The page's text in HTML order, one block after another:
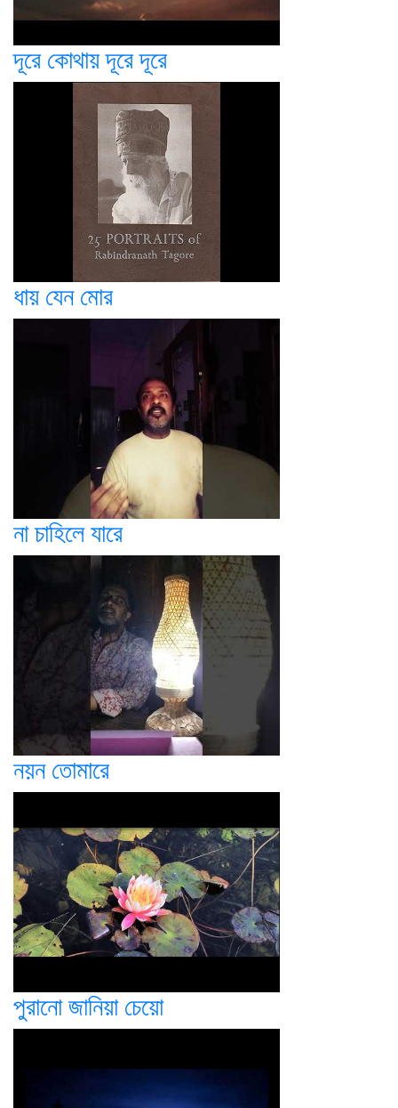
দূরে কোথায় দূরে দূরে
ধায় যেন মোর
না চাহিলে যারে
নয়ন তোমারে
পুরানো জানিয়া চেয়ো